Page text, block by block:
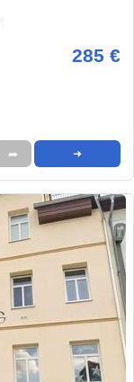
285 €
➦ ➜